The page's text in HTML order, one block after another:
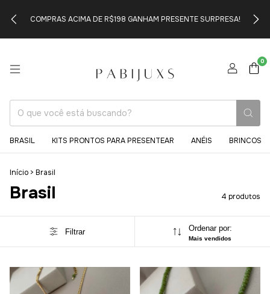
COMPRAS ACIMA DE R$198 GANHAM PRESENTE SURPRESA!
0
BRASIL KITS PRONTOS PARA PRESENTEAR ANÉIS BRINCOS
Início > Brasil
Brasil 4 produtos
Filtrar Ordenar por:
Mais vendidos